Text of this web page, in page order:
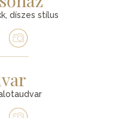
díszes stílus